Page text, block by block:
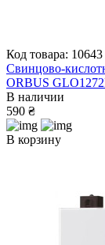
Код товара: 10643
Свинцово-
ORBUS
В наличии
590 ₴
В корзину